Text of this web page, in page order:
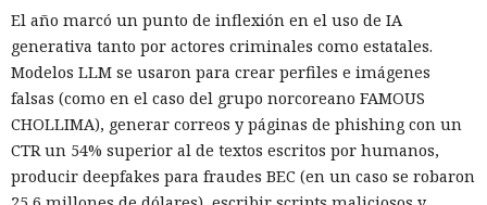
El año marcó un punto de inflexión en el uso de IA
generativa tanto por actores criminales como estatales.
Modelos LLM se usaron para crear perfiles e imágenes
falsas (como en el caso del grupo norcoreano FAMOUS
CHOLLIMA), generar correos y páginas de phishing con un
CTR un 54% superior al de textos escritos por humanos,
producir deepfakes para fraudes BEC (en un caso se robaron